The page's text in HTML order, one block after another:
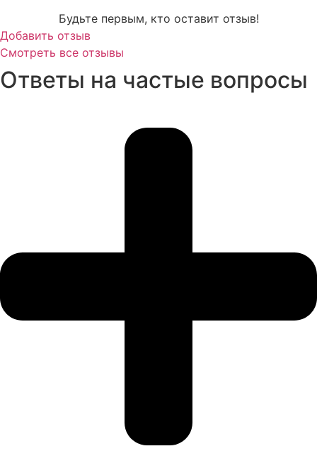
Будьте первым, кто оставит отзыв!
Добавить отзыв
Смотреть все отзывы
Ответы на частые вопросы